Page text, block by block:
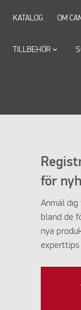
TILLBEHÖR keyboard_arrow_down
KATALOG OM
för
Anmäl
bland de
nya
experttips